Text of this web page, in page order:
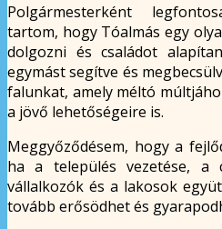
Polgármesterként
tartom, hogy Tóalmás egy
dolgozni és családot
egymást segítve és
falunkat, amely méltó
a jövő lehetőségeire is.
Meggyőződésem, hogy a
ha a település vezetése, a
vállalkozók és a lakosok
tovább erősödhet és